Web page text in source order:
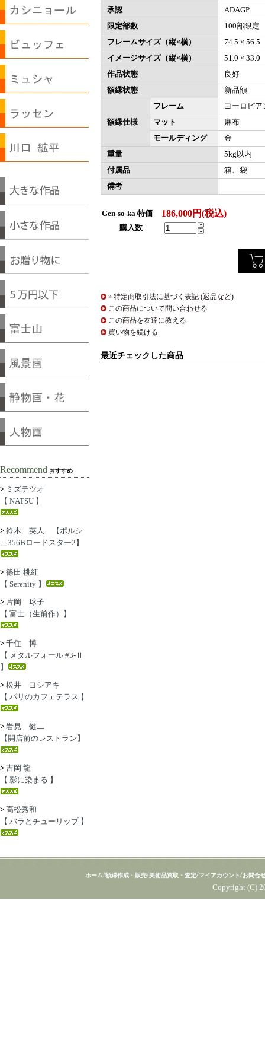
承認
ADAGP
限定部数
100部限定
フレームサイズ（縦×横）
74.5 × 56.5
イメージサイズ（縦×横）
51.0 × 33.0
作品状態
良好
額縁状態
新品額
額縁仕様
フレーム
ヨーロピ
マット
麻布
モールディング
金
重量
5kg以内
付属品
箱、袋
備考
Gen-so-ka 特価 186,000円(税込)
購入数
» 特定商取引法に基づく表記 (返品など)
この商品について問い合わせる
この商品を友達に教える
買い物を続ける
最近チェックした商品
Recommend おすすめ
> ミズテツオ
【 NATSU 】
> 鈴木 英人 【ポルシ
ェ356Bロードスター2】
> 篠田 桃紅
【 Serenity 】
> 片岡 球子
【 富士（生前作）】
> 千住 博
【 メタルフォール #3-Ⅱ
】
> 松井 ヨシアキ
【 パリのカフェテラス 】
> 岩見 健二
【開店前のレストラン】
> 吉岡 龍
【 影に染まる 】
> 高松秀和
【 バラとチューリップ 】
ホーム/額縁作成・販売/美術品買取・査定/マイアカウント/お問合
Copyright (C)